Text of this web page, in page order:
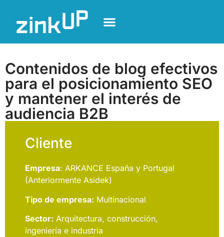
Contenidos de blog efectivos
para el posicionamiento SEO
y mantener el interés de
audiencia B2B
Cliente
Empresa: ARKANCE España y Portugal
(Anteriormente Asidek)
Tipo de empresa: Multinacional
Sector: Arquitectura, construcción,
ingeniería e industria